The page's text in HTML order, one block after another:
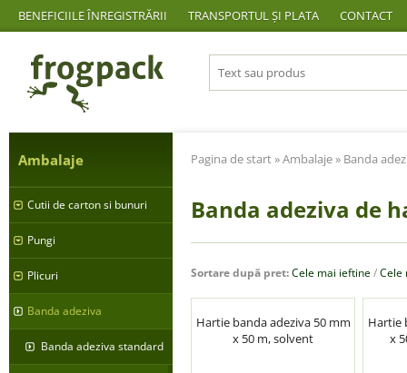
BENEFICIILE ÎNREGISTRĂRII TRANSPORTUL ȘI PLATA CONTACT
Ambalaje
Cutii de carton si bunuri
Pungi
Plicuri
Banda adeziva
Banda adeziva standard
Pagina de start»Ambalaje» Banda
Banda adeziva de
Sortare după pret:Cele mai ieftine/Cele
Hartie banda adeziva 50 mm
x 50 m, solvent
Hartie
x